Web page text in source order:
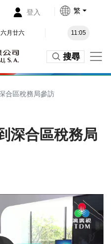
登入 繁
月廿六 11:05
搜尋
合區稅務局參訪
深合區稅務局